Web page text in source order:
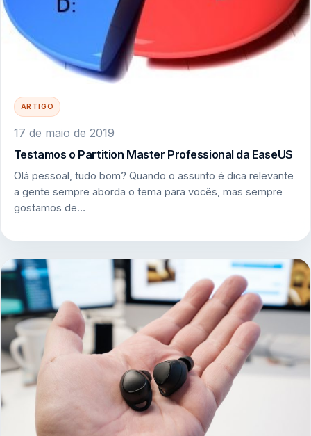
ARTIGO
17 de maio de 2019
Testamos o Partition Master Professional da EaseUS
Olá pessoal, tudo bom? Quando o assunto é dica relevante
a gente sempre aborda o tema para vocês, mas sempre
gostamos de…